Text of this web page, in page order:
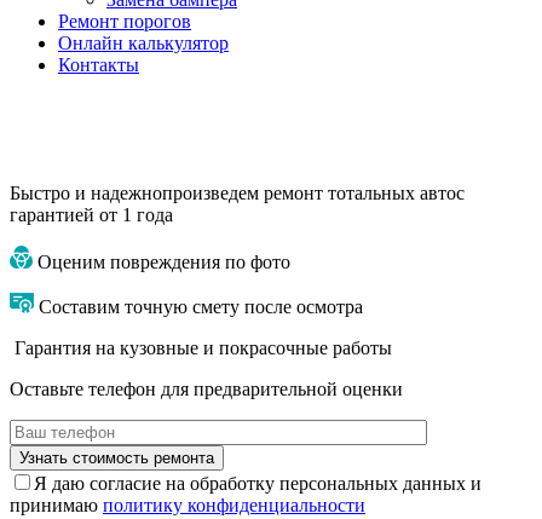
Ремонт порогов
Онлайн калькулятор
Контакты
Быстро и надежнопроизведем ремонт тотальных автос
гарантией от 1 года
Оценим повреждения по фото
Составим точную смету после осмотра
Гарантия на кузовные и покрасочные работы
Оставьте телефон для предварительной оценки
Я даю согласие на обработку персональных данных и
принимаю политику конфиденциальности